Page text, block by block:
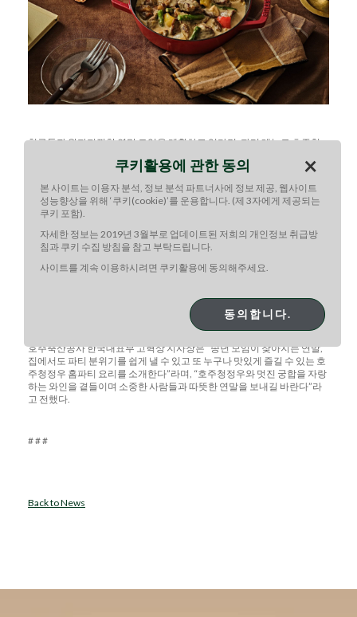
친구들과 왁자지껄한 연말 모임을 계획하고 있다면, 파티 메뉴로 호주청
함께 오븐에 굽는 요리를 일컫는다.
피로 해소와 기력 보충에 필수적인 비타민 B와 철분이 풍부한 호주청정우
로 만든 소고기 크림 캐서롤은 크림의 고소함, 치즈의 짭조름함, 그리고 페
퍼론치노의 매콤함이 모두 잘 어우러져 다채로운 매력을 뽐낸다.
다양한 맛을 한 번에 즐길 수 있는 소고기 크림 캐서롤에는 겨울에 먹으면
더 맛있는 까베르네 소비뇽을 곁들여보자. 풍부한 베리 향과 묵직한 질감
호주축산공사 한국대표부 고혁상 지사장은 “송년 모임이 잦아지는 연말,
집에서도 파티 분위기를 쉽게 낼 수 있고 또 누구나 맛있게 즐길 수 있는 호
주청정우 홈파티 요리를 소개한다”라며, “호주청정우와 멋진 궁합을 자랑
하는 와인을 곁들이며 소중한 사람들과 따뜻한 연말을 보내길 바란다”라
고 전했다.
# # #
Back to News
쿠키활용에 관한 동의 ×
본 사이트는 이용자 분석, 정보 분석 파트너사에 정보 제공, 웹사이트
성능향상을 위해 ‘쿠키(cookie)’를 운용합니다. (제 3자에게 제공되는
쿠키 포함).
자세한 정보는 2019년 3월부로 업데이트된 저희의 개인정보 취급방
침과 쿠키 수집 방침을 참고 부탁드립니다.
사이트를 계속 이용하시려면 쿠키활용에 동의해주세요.
동의합니다.